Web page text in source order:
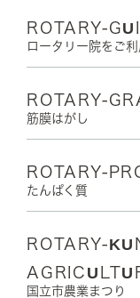
ROTARY-
ロータリー院をご
ROTARY-
筋膜はがし
ROTARY-
たんぱく質
ROTARY-
国立市農業まつり